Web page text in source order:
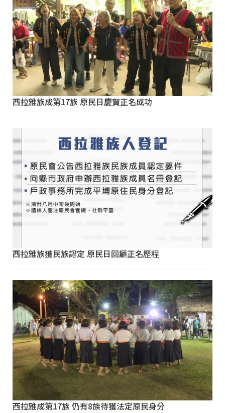
西拉雅族成第17族 原民日慶賀正名成功
西拉雅族獲民族認定 原民日回顧正名歷程
西拉雅成第17族 仍有8族待獲法定原民身分